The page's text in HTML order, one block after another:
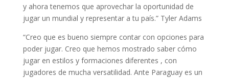
y ahora tenemos que aprovechar la oportunidad de
jugar un mundial y representar a tu país.” Tyler Adams
“Creo que es bueno siempre contar con opciones para
poder jugar. Creo que hemos mostrado saber cómo
jugar en estilos y formaciones diferentes , con
jugadores de mucha versatilidad. Ante Paraguay es un